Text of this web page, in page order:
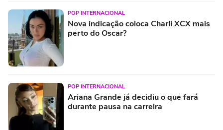
POP INTERNACIONAL
Nova indicação coloca Charli XCX mais
perto do Oscar?
POP INTERNACIONAL
Ariana Grande já decidiu o que fará
durante pausa na carreira